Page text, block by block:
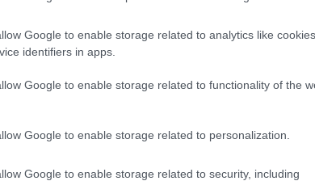
Google to enable storage related to analytics like
identifiers in apps.
Google to enable storage related to functionality of the
Google to enable storage related to personalization.
Google to enable storage related to security, including